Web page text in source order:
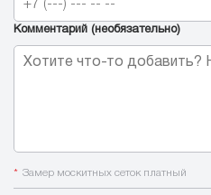
Комментарий (необязательно)
* Замер москитных сеток платный